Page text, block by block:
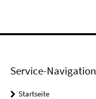
Service-Navigation
Startseite